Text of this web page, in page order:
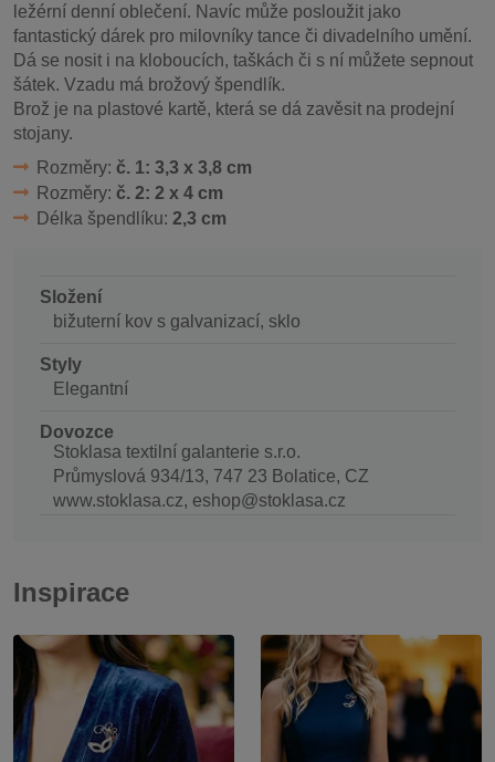
ležérní denní oblečení. Navíc může posloužit jako
fantastický dárek pro milovníky tance či divadelního umění.
Dá se nosit i na kloboucích, taškách či s ní můžete sepnout
šátek. Vzadu má brožový špendlík.
Brož je na plastové kartě, která se dá zavěsit na prodejní
stojany.
Rozměry: č. 1: 3,3 x 3,8 cm
Rozměry: č. 2: 2 x 4 cm
Délka špendlíku: 2,3 cm
Složení
bižuterní kov s galvanizací, sklo
Styly
Elegantní
Dovozce
Stoklasa textilní galanterie s.r.o.
Průmyslová 934/13, 747 23 Bolatice, CZ
www.stoklasa.cz, eshop@stoklasa.cz
Inspirace